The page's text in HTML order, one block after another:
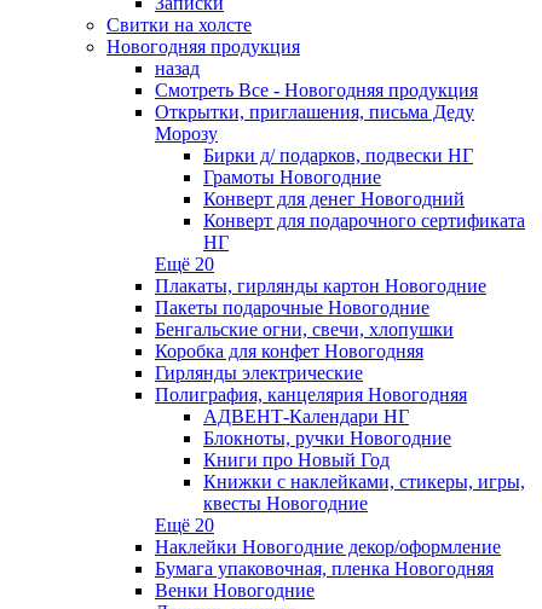
Свитки на холсте
Новогодняя продукция
назад
Смотреть Все - Новогодняя продукция
Открытки, приглашения, письма Деду
Морозу
Бирки д/ подарков, подвески НГ
Грамоты Новогодние
Конверт для денег Новогодний
Конверт для подарочного сертификата
НГ
Ещё 20
Плакаты, гирлянды картон Новогодние
Пакеты подарочные Новогодние
Бенгальские огни, свечи, хлопушки
Коробка для конфет Новогодняя
Гирлянды электрические
Полиграфия, канцелярия Новогодняя
АДВЕНТ-Календари НГ
Блокноты, ручки Новогодние
Книги про Новый Год
Книжки с наклейками, стикеры, игры,
квесты Новогодние
Ещё 20
Наклейки Новогодние декор/оформление
Бумага упаковочная, пленка Новогодняя
Венки Новогодние